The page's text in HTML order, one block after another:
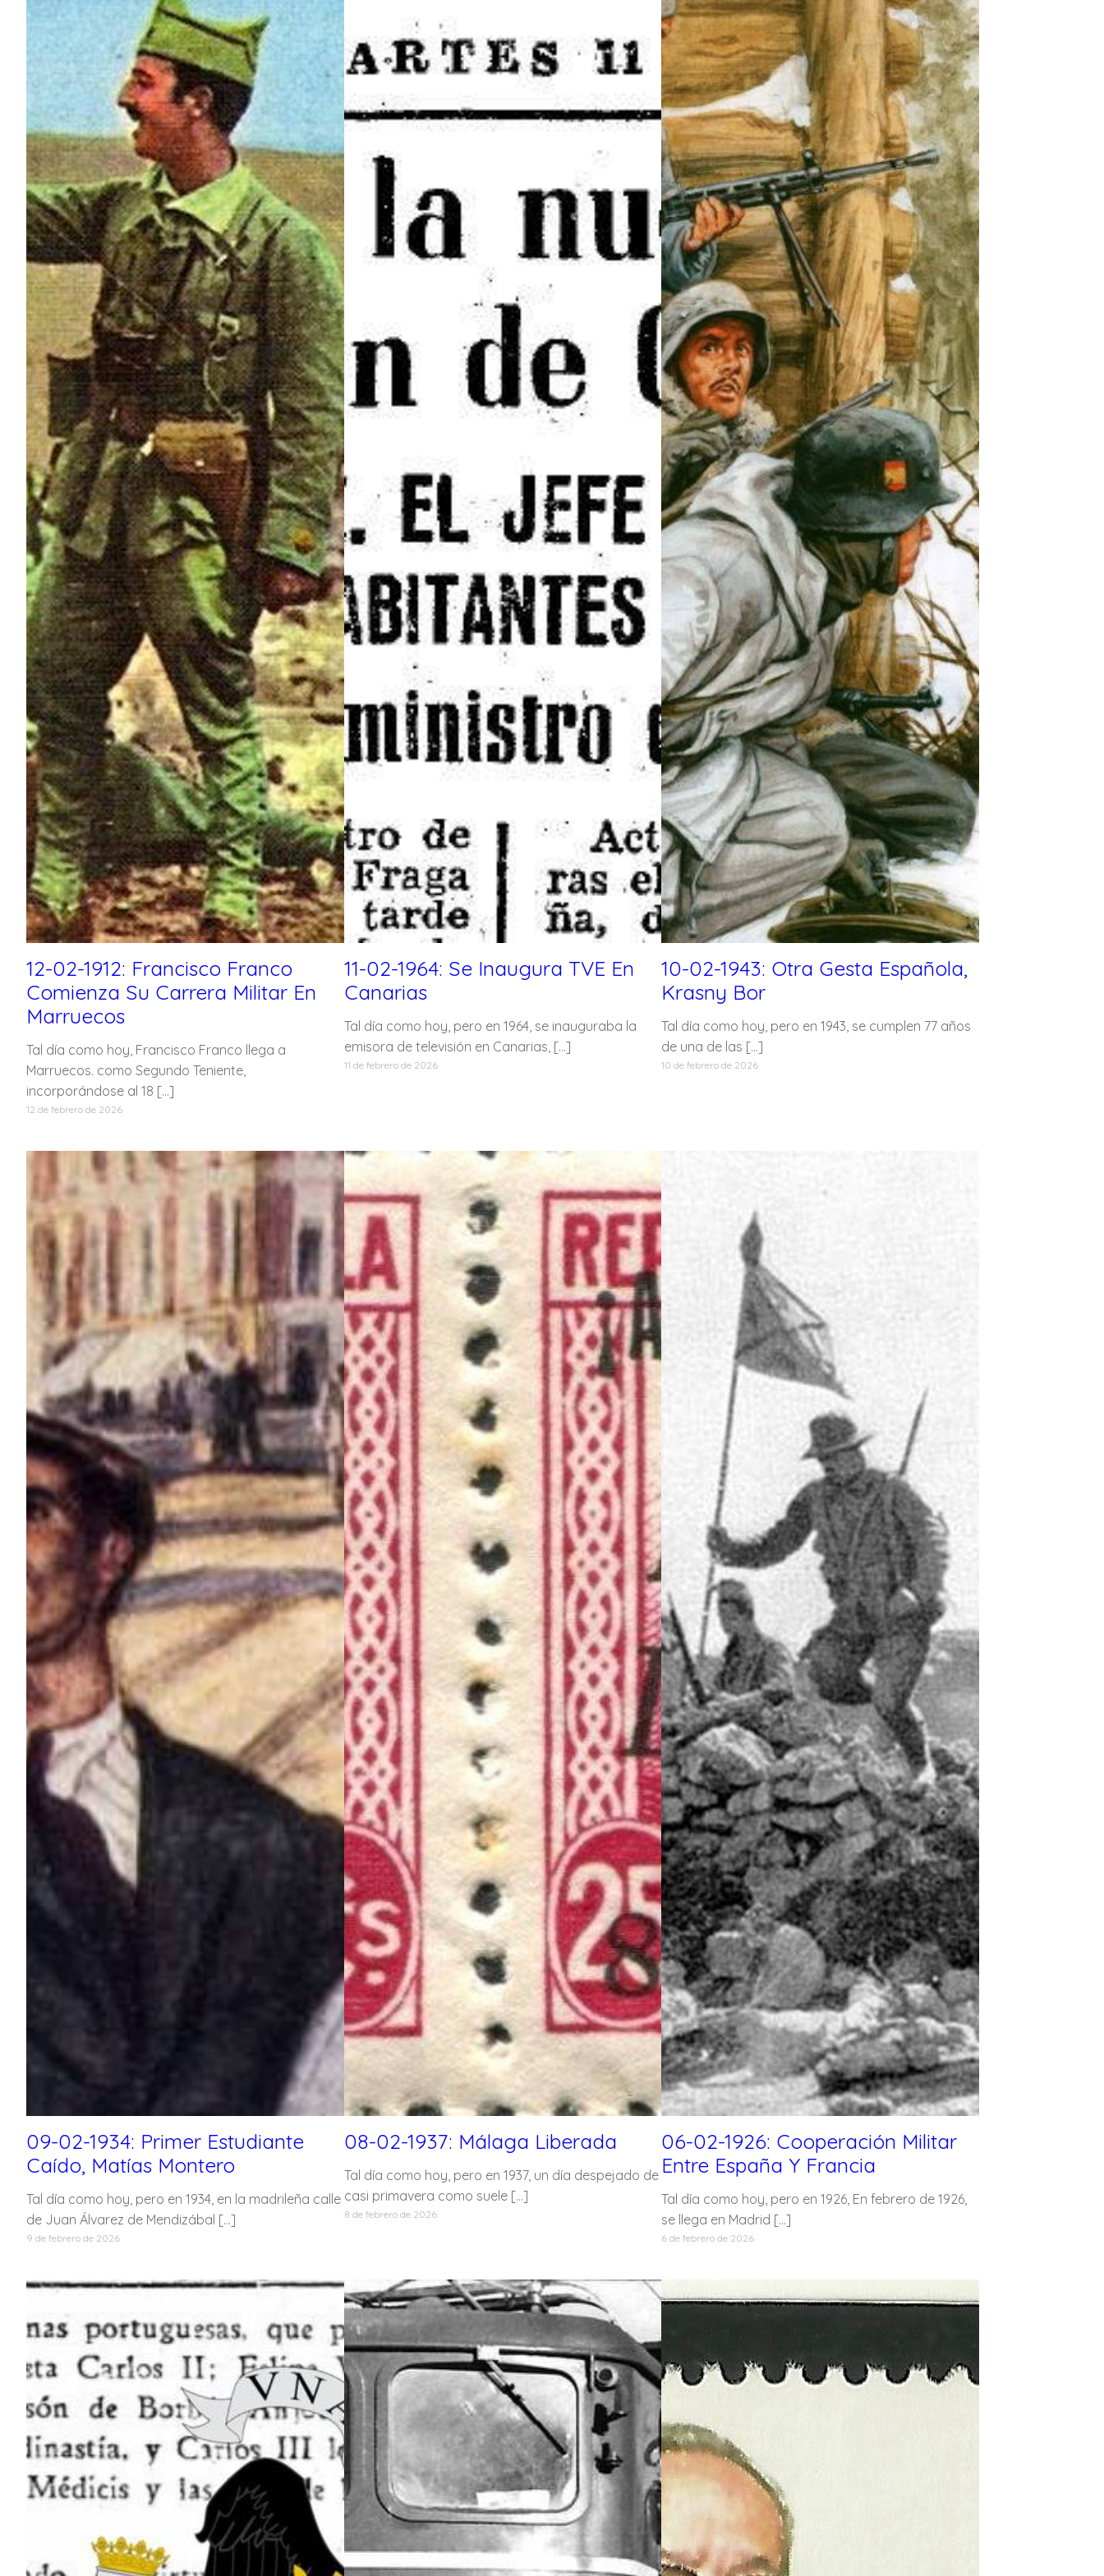
12-02-1912: Francisco Franco
Comienza Su Carrera Militar En
Marruecos
Tal día como hoy, Francisco Franco llega a
Marruecos. como Segundo Teniente,
incorporándose al 18 […]
12 de febrero de 2026
11-02-1964: Se Inaugura TVE En
Canarias
Tal día como hoy, pero en 1964, se inauguraba la
emisora de televisión en Canarias, […]
11 de febrero de 2026
10-02-1943: Otra Gesta Española,
Krasny Bor
Tal día como hoy, pero en 1943, se cumplen 77 años
de una de las […]
10 de febrero de 2026
09-02-1934: Primer Estudiante
Caído, Matías Montero
Tal día como hoy, pero en 1934, en la madrileña calle
de Juan Álvarez de Mendizábal […]
9 de febrero de 2026
08-02-1937: Málaga Liberada
Tal día como hoy, pero en 1937, un día despejado de
casi primavera como suele […]
8 de febrero de 2026
06-02-1926: Cooperación Militar
Entre España Y Francia
Tal día como hoy, pero en 1926, En febrero de 1926,
se llega en Madrid […]
6 de febrero de 2026